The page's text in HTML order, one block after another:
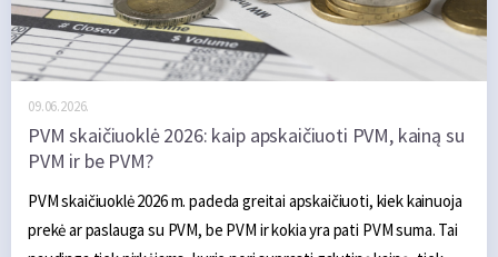
09.06.2026.
PVM skaičiuoklė 2026: kaip apskaičiuoti PVM, kainą su
PVM ir be PVM?
PVM skaičiuoklė 2026 m. padeda greitai apskaičiuoti, kiek kainuoja
prekė ar paslauga su PVM, be PVM ir kokia yra pati PVM suma. Tai